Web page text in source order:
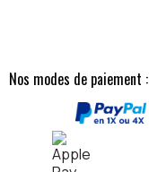
Nos modes de paiement :